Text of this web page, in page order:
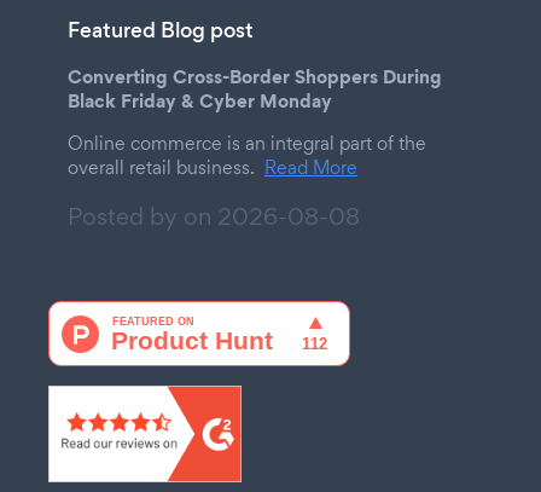
Featured Blog post
Converting Cross-Border Shoppers During
Black Friday & Cyber Monday
Online commerce is an integral part of the
overall retail business. Read More
Posted by on 2026-08-08